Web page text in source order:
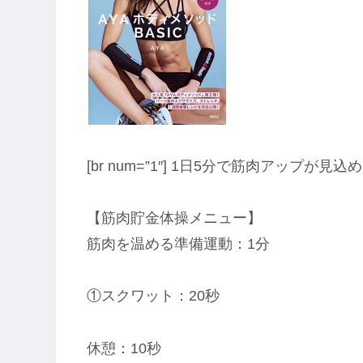
[br num=”1″] 1日5分で筋肉アップが見込め
【筋肉貯金体操メニュー】
筋肉を温める準備運動：1分
①スクワット：20秒
休憩：10秒